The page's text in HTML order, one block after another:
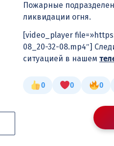
Пожарные
ликвидации огня.
[video_player
08_20-32-08.mp4″]
ситуацией в нашем
0 0 0